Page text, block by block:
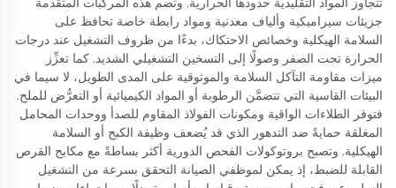
جزيئات سيراميكية وألياف معدنية ومواد رابطة خاصة تحافظ على
السلامة الهيكلية وخصائص الاحتكاك، بدءًا من ظروف التشغيل عند درجات
الحرارة تحت الصفر وصولًا إلى التسخين التشغيلي الشديد. كما تعزِّز
ميزات مقاومة التآكل السلامة والموثوقية على المدى الطويل، لا سيما في
البيئات القاسية التي تتضمَّن الرطوبة أو المواد الكيميائية أو التعرُّض للملح.
فتوفر الطلاءات الواقية ومكونات الفولاذ المقاوم للصدأ ووحدات المحامل
المغلقة حمايةً ضد التدهور الذي قد يُضعف وظيفة الكبح أو السلامة
الهيكلية. وتصبح بروتوكولات الفحص الدورية أكثر بساطةً مع مكابح القرص
القابلة للضبط، إذ يمكن لموظفي الصيانة التحقق بسرعة من التشغيل